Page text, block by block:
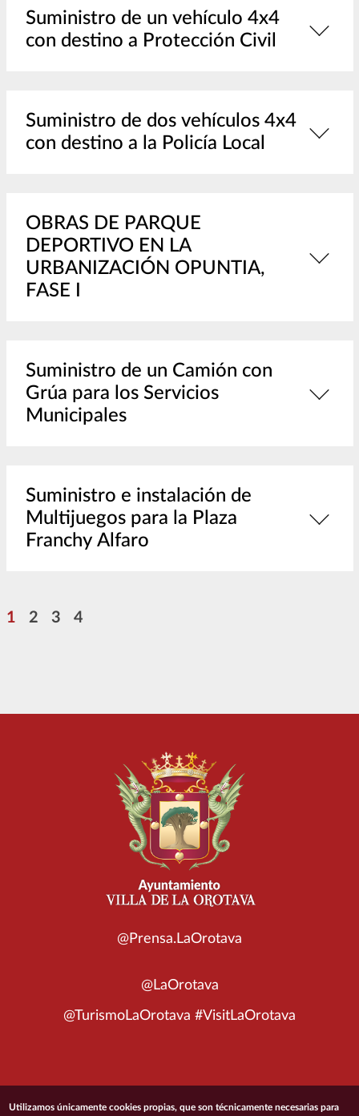
Suministro de un vehículo 4x4
con destino a Protección Civil
Suministro de dos vehículos 4x4
con destino a la Policía Local
OBRAS DE PARQUE
DEPORTIVO EN LA
URBANIZACIÓN OPUNTIA,
FASE I
Suministro de un Camión con
Grúa para los Servicios
Municipales
Suministro e instalación de
Multijuegos para la Plaza
Franchy Alfaro
Paginación
Página
1 Página
2 Página
3 Página
4
@Prensa.LaOrotava
@LaOrotava
@TurismoLaOrotava #VisitLaOrotava
© 2026 Ayuntamiento de la Villa de La Orotava
Utilizamos únicamente cookies propias, que son técnicamente necesarias para